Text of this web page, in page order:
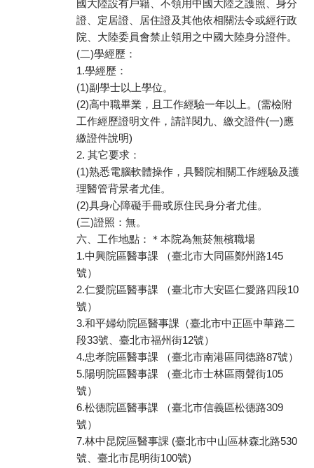
國大陸設有戶籍、不領用中國大陸之護照、身分
證、定居證、居住證及其他依相關法令或經行政
院、大陸委員會禁止領用之中國大陸身分證件。
(二)學經歷：
1.學經歷：
(1)副學士以上學位。
(2)高中職畢業，且工作經驗一年以上。(需檢附
工作經歷證明文件，請詳閱九、繳交證件(一)應
繳證件說明)
2. 其它要求：
(1)熟悉電腦軟體操作，具醫院相關工作經驗及護
理醫管背景者尤佳。
(2)具身心障礙手冊或原住民身分者尤佳。
(三)證照：無。
六、工作地點：＊本院為無菸無檳職場
1.中興院區醫事課 （臺北市大同區鄭州路145
號）
2.仁愛院區醫事課 （臺北市大安區仁愛路四段10
號）
3.和平婦幼院區醫事課（臺北市中正區中華路二
段33號、臺北市福州街12號）
4.忠孝院區醫事課 （臺北市南港區同德路87號）
5.陽明院區醫事課 （臺北市士林區雨聲街105
號）
6.松德院區醫事課 （臺北市信義區松德路309
號）
7.林中昆院區醫事課 (臺北市中山區林森北路530
號、臺北市昆明街100號)